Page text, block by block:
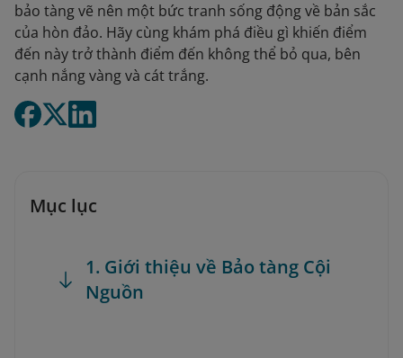
bảo tàng vẽ nên một bức tranh sống động về bản sắc
của hòn đảo. Hãy cùng khám phá điều gì khiến điểm
đến này trở thành điểm đến không thể bỏ qua, bên
cạnh nắng vàng và cát trắng.
Mục lục
1. Giới thiệu về Bảo tàng Cội
Nguồn